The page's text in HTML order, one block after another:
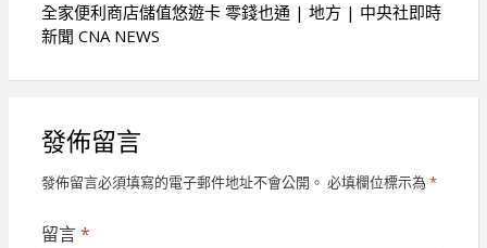
全家便利商店儲值悠遊卡 零錢也通 | 地方 | 中央社即時
新聞 CNA NEWS
發佈留言
發佈留言必須填寫的電子郵件地址不會公開。 必填欄位標示為 *
留言*